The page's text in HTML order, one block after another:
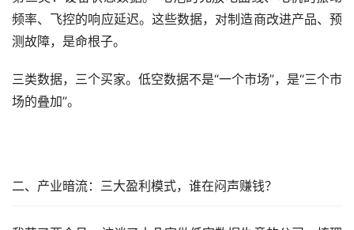
频率、飞控的响应延迟。这些数据，对制造商改进产品、预
测故障，是命根子。
三类数据，三个买家。低空数据不是“一个市场”，是“三个市
场的叠加”。
二、产业暗流：三大盈利模式，谁在闷声赚钱？